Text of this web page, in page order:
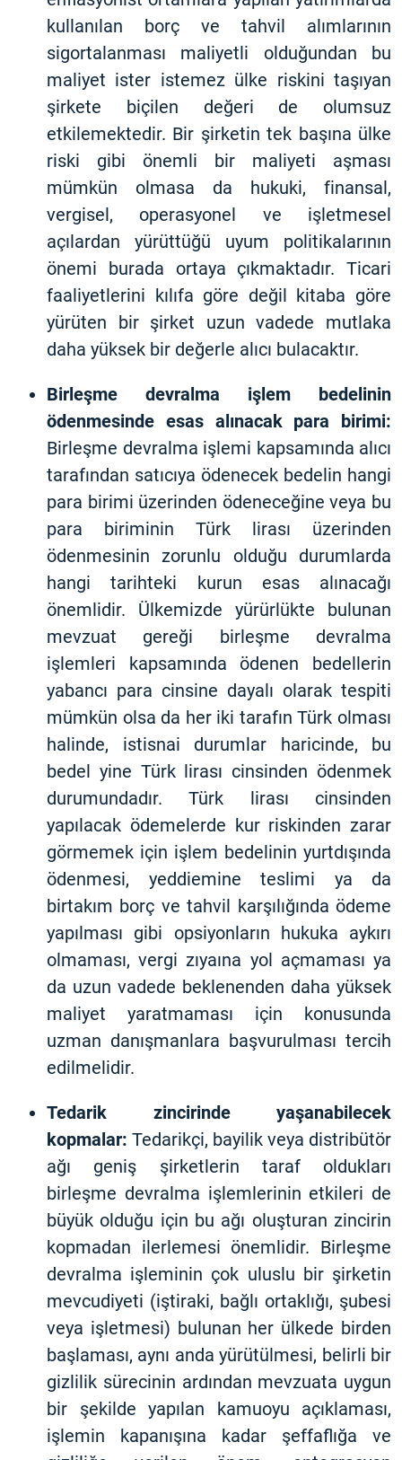
kullanılan borç ve tahvil alımlarının
sigortalanması maliyetli olduğundan bu
maliyet ister istemez ülke riskini taşıyan
şirkete biçilen değeri de olumsuz
etkilemektedir. Bir şirketin tek başına ülke
riski gibi önemli bir maliyeti aşması
mümkün olmasa da hukuki, finansal,
vergisel, operasyonel ve işletmesel
açılardan yürüttüğü uyum politikalarının
önemi burada ortaya çıkmaktadır. Ticari
faaliyetlerini kılıfa göre değil kitaba göre
yürüten bir şirket uzun vadede mutlaka
daha yüksek bir değerle alıcı bulacaktır.
Birleşme devralma işlem bedelinin
ödenmesinde esas alınacak para birimi:
Birleşme devralma işlemi kapsamında alıcı
tarafından satıcıya ödenecek bedelin hangi
para birimi üzerinden ödeneceğine veya bu
para biriminin Türk lirası üzerinden
ödenmesinin zorunlu olduğu durumlarda
hangi tarihteki kurun esas alınacağı
önemlidir. Ülkemizde yürürlükte bulunan
mevzuat gereği birleşme devralma
işlemleri kapsamında ödenen bedellerin
yabancı para cinsine dayalı olarak tespiti
mümkün olsa da her iki tarafın Türk olması
halinde, istisnai durumlar haricinde, bu
bedel yine Türk lirası cinsinden ödenmek
durumundadır. Türk lirası cinsinden
yapılacak ödemelerde kur riskinden zarar
görmemek için işlem bedelinin yurtdışında
ödenmesi, yeddiemine teslimi ya da
birtakım borç ve tahvil karşılığında ödeme
yapılması gibi opsiyonların hukuka aykırı
olmaması, vergi zıyaına yol açmaması ya
da uzun vadede beklenenden daha yüksek
maliyet yaratmaması için konusunda
uzman danışmanlara başvurulması tercih
edilmelidir.
Tedarik zincirinde yaşanabilecek
kopmalar: Tedarikçi, bayilik veya distribütör
ağı geniş şirketlerin taraf oldukları
birleşme devralma işlemlerinin etkileri de
büyük olduğu için bu ağı oluşturan zincirin
kopmadan ilerlemesi önemlidir. Birleşme
devralma işleminin çok uluslu bir şirketin
mevcudiyeti (iştiraki, bağlı ortaklığı, şubesi
veya işletmesi) bulunan her ülkede birden
başlaması, aynı anda yürütülmesi, belirli bir
gizlilik sürecinin ardından mevzuata uygun
bir şekilde yapılan kamuoyu açıklaması,
işlemin kapanışına kadar şeffaflığa ve